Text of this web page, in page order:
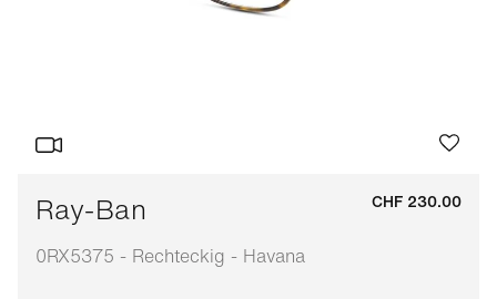
Ray-Ban
0RX5375 - Rechteckig - Havana
CHF 230.00